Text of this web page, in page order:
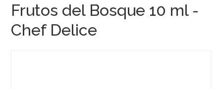
Frutos del Bosque 10 ml -
Chef Delice